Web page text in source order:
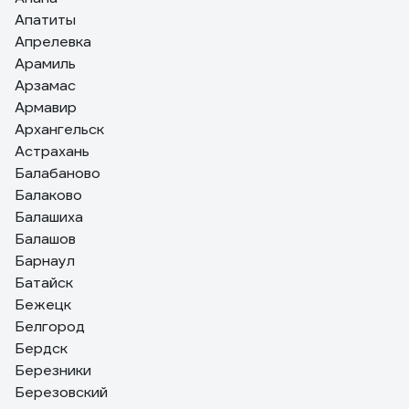
Апатиты
Апрелевка
Арамиль
Арзамас
Армавир
Архангельск
Астрахань
Балабаново
Балаково
Балашиха
Балашов
Барнаул
Батайск
Бежецк
Белгород
Бердск
Березники
Березовский